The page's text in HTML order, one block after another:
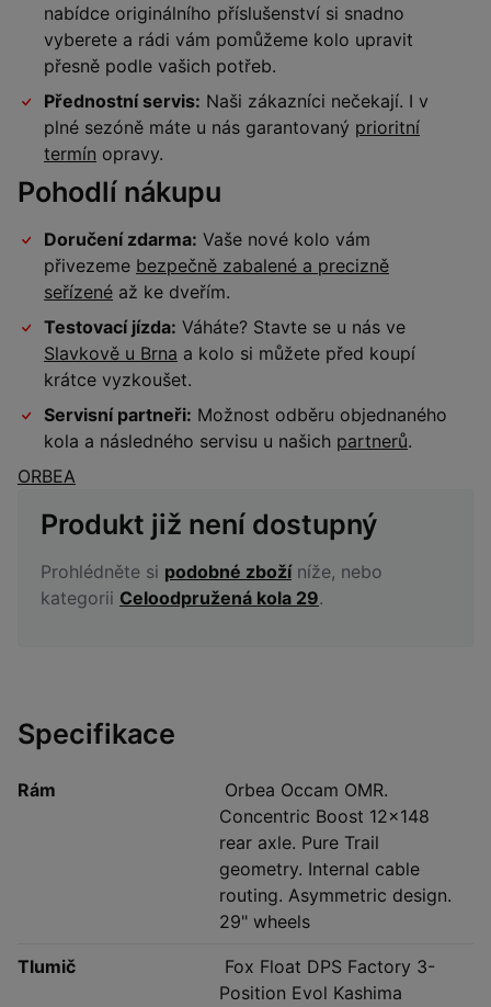
nabídce originálního příslušenství si snadno
vyberete a rádi vám pomůžeme kolo upravit
přesně podle vašich potřeb.
Přednostní servis: Naši zákazníci nečekají. I v
plné sezóně máte u nás garantovaný prioritní
termín opravy.
Pohodlí nákupu
Doručení zdarma: Vaše nové kolo vám
přivezeme bezpečně zabalené a precizně
seřízené až ke dveřím.
Testovací jízda: Váháte? Stavte se u nás ve
Slavkově u Brna a kolo si můžete před koupí
krátce vyzkoušet.
Servisní partneři: Možnost odběru objednaného
kola a následného servisu u našich partnerů.
ORBEA
Produkt již není dostupný
Prohlédněte si podobné zbožíníže, nebo
kategorii Celoodpružená kola 29.
Specifikace
Rám
Orbea Occam OMR.
Concentric Boost 12x148
rear axle. Pure Trail
geometry. Internal cable
routing. Asymmetric design.
29" wheels
Tlumič
Fox Float DPS Factory 3-
Position Evol Kashima